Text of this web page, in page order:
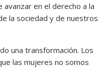
en el derecho a la
la sociedad y de nuestros
una transformación. Los
las mujeres no somos